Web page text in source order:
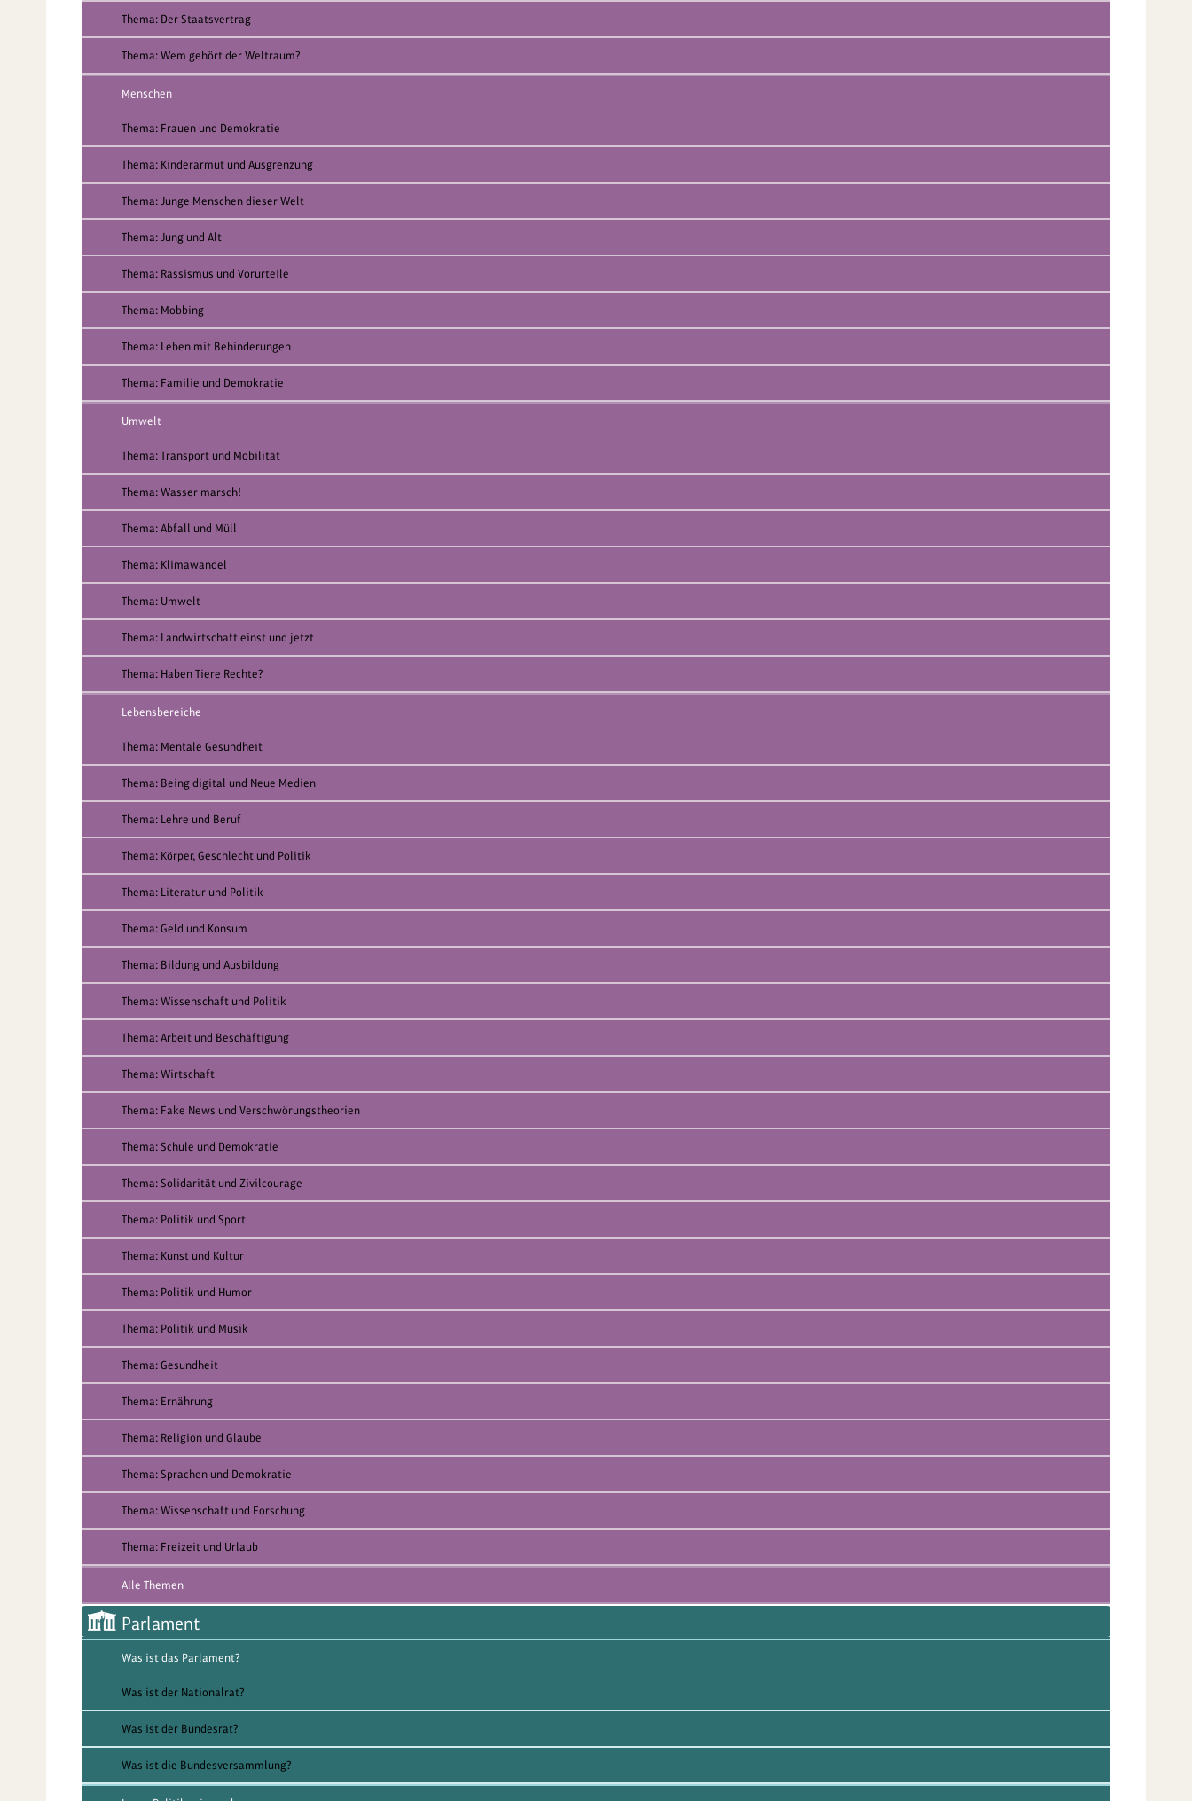
Thema: Der Staatsvertrag
Thema: Wem gehört der Weltraum?
Menschen
Thema: Frauen und Demokratie
Thema: Kinderarmut und Ausgrenzung
Thema: Junge Menschen dieser Welt
Thema: Jung und Alt
Thema: Rassismus und Vorurteile
Thema: Mobbing
Thema: Leben mit Behinderungen
Thema: Familie und Demokratie
Umwelt
Thema: Transport und Mobilität
Thema: Wasser marsch!
Thema: Abfall und Müll
Thema: Klimawandel
Thema: Umwelt
Thema: Landwirtschaft einst und jetzt
Thema: Haben Tiere Rechte?
Lebensbereiche
Thema: Mentale Gesundheit
Thema: Being digital und Neue Medien
Thema: Lehre und Beruf
Thema: Körper, Geschlecht und Politik
Thema: Literatur und Politik
Thema: Geld und Konsum
Thema: Bildung und Ausbildung
Thema: Wissenschaft und Politik
Thema: Arbeit und Beschäftigung
Thema: Wirtschaft
Thema: Fake News und Verschwörungstheorien
Thema: Schule und Demokratie
Thema: Solidarität und Zivilcourage
Thema: Politik und Sport
Thema: Kunst und Kultur
Thema: Politik und Humor
Thema: Politik und Musik
Thema: Gesundheit
Thema: Ernährung
Thema: Religion und Glaube
Thema: Sprachen und Demokratie
Thema: Wissenschaft und Forschung
Thema: Freizeit und Urlaub
Alle Themen
Parlament
Was ist das Parlament?
Was ist der Nationalrat?
Was ist der Bundesrat?
Was ist die Bundesversammlung?